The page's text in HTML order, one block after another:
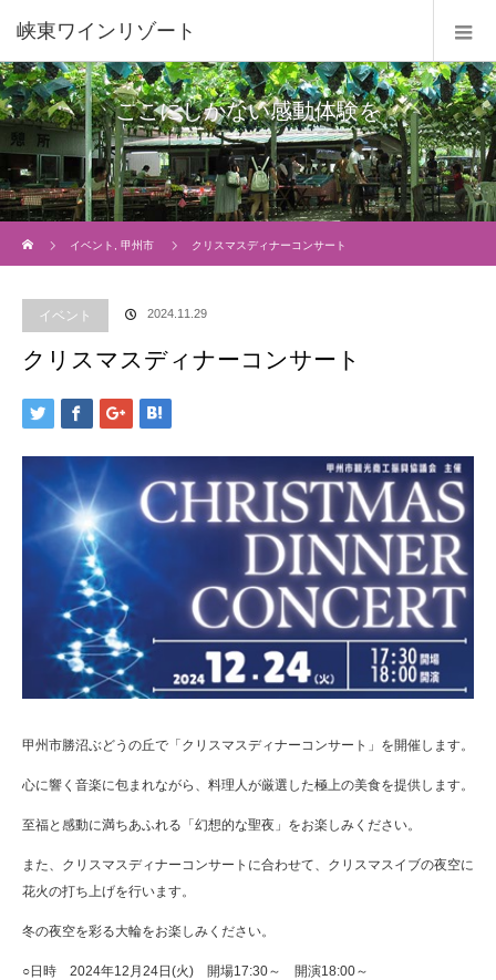
峡東ワインリゾート
ここにしかない感動体験を
イベント
甲州市 クリスマスディナーコンサート
イベント 2024.11.29
クリスマスディナーコンサート
甲州市勝沼ぶどうの丘で「クリスマスディナーコンサート」を開催します。
心に響く音楽に包まれながら、料理人が厳選した極上の美食を提供します。
至福と感動に満ちあふれる「幻想的な聖夜」をお楽しみください。
また、クリスマスディナーコンサートに合わせて、クリスマスイブの夜空に
花火の打ち上げを行います。
冬の夜空を彩る大輪をお楽しみください。
○日時 2024年12月24日(火) 開場17:30～ 開演18:00～